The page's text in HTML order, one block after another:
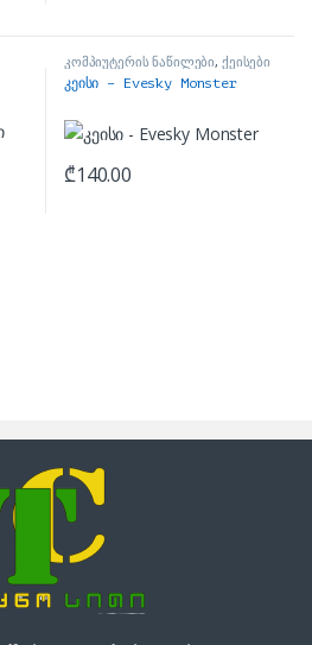
კომპიუტერის ნაწილები, ქეისები
კეისი – Evesky Monster
₾140.00